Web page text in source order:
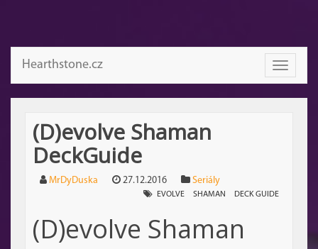
Toggle
Hearthstone.cz
(D)evolve Shaman
DeckGuide
MrDyDuska 27.12.2016 Seriály
EVOLVE SHAMAN DECK GUIDE
(D)evolve Shaman